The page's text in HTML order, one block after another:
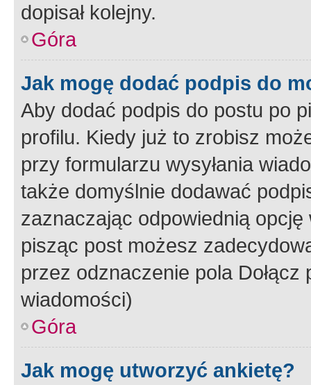
dopisał kolejny.
Góra
Jak mogę dodać podpis do
Aby dodać podpis do postu po
profilu. Kiedy już to zrobisz
przy formularzu wysyłania
także domyślnie dodawać
zaznaczając odpowiednią
pisząc post możesz
przez odznaczenie pola
wiadomości)
Góra
Jak mogę utworzyć ankietę?